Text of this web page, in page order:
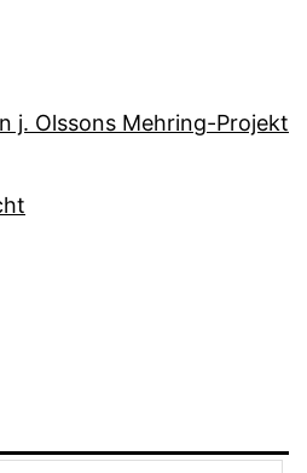
j. Olssons Mehring-Projekt